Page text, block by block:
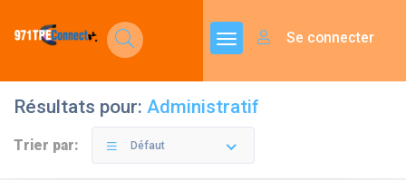
Se connecter
Résultats pour: Administratif
Trier par: Défaut